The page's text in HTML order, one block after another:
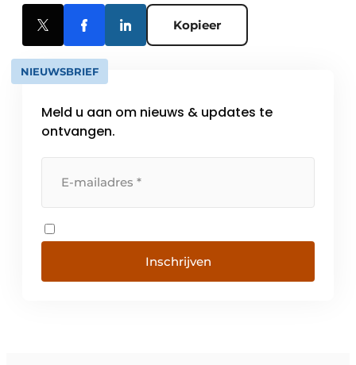
Kopieer
NIEUWSBRIEF
Meld u aan om nieuws & updates te
ontvangen.
Inschrijven